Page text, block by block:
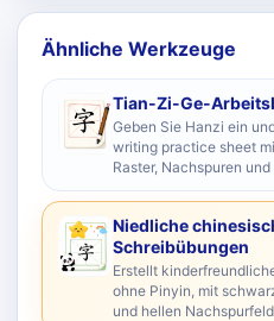
Ähnliche Werkzeuge
Tian-Zi-Ge-
Geben Sie Hanzi ein
writing practice sheet
Raster, Nachspuren
Niedliche
Schreibübungen
Erstellt
ohne Pinyin, mit
und hellen